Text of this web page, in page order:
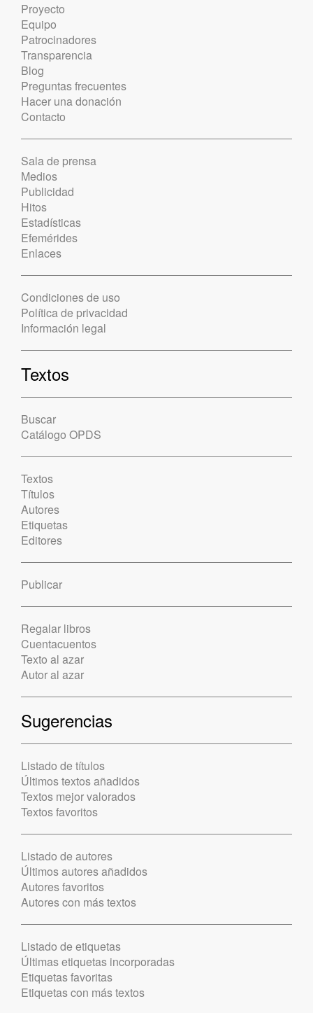
Proyecto
Equipo
Patrocinadores
Transparencia
Blog
Preguntas frecuentes
Hacer una donación
Contacto
Sala de prensa
Medios
Publicidad
Hitos
Estadísticas
Efemérides
Enlaces
Condiciones de uso
Política de privacidad
Información legal
Textos
Buscar
Catálogo OPDS
Textos
Títulos
Autores
Etiquetas
Editores
Publicar
Regalar libros
Cuentacuentos
Texto al azar
Autor al azar
Sugerencias
Listado de títulos
Últimos textos añadidos
Textos mejor valorados
Textos favoritos
Listado de autores
Últimos autores añadidos
Autores favoritos
Autores con más textos
Listado de etiquetas
Últimas etiquetas incorporadas
Etiquetas favoritas
Etiquetas con más textos